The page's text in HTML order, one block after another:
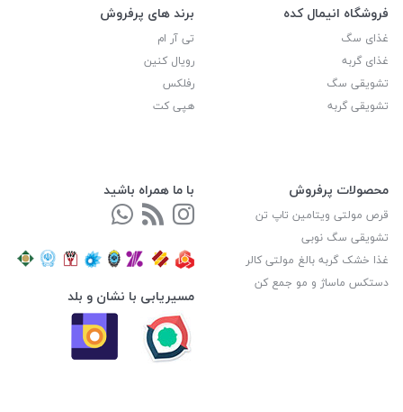
فروشگاه انیمال کده
غذای سگ
غذای گربه
تشویقی سگ
تشویقی گربه
برند های پرفروش
تی آر ام
رویال کنین
رفلکس
هپی کت
محصولات پرفروش
قرص مولتی ویتامین تاپ تن
تشویقی سگ نوبی
غذا خشک گربه بالغ مولتی کالر
دستکس ماساژ و مو جمع کن
با ما همراه باشید
مسیریابی با نشان و بلد